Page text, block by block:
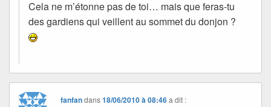
Cela ne m’étonne pas de toi… mais que feras-tu
des gardiens qui veillent au sommet du donjon ?
fanfandans18/06/2010 à 08:46 a dit :